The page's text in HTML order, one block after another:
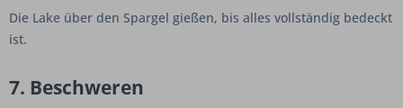
Die Lake über den Spargel gießen, bis alles vollständig bedeckt
ist.
7. Beschweren